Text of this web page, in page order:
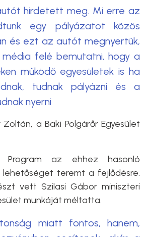
hirdetett meg. Mi erre az
egy pályázatot közös
és ezt az autót megnyertük,
felé bemutatni, hogy a
működő egyesületek is ha
tudnak pályázni és a
nyerni
a Baki Polgárőr Egyesület
Program az ehhez hasonló
lehetőséget teremt a fejlődésre.
vett Szilasi Gábor miniszteri
munkáját méltatta.
miatt fontos, hanem,